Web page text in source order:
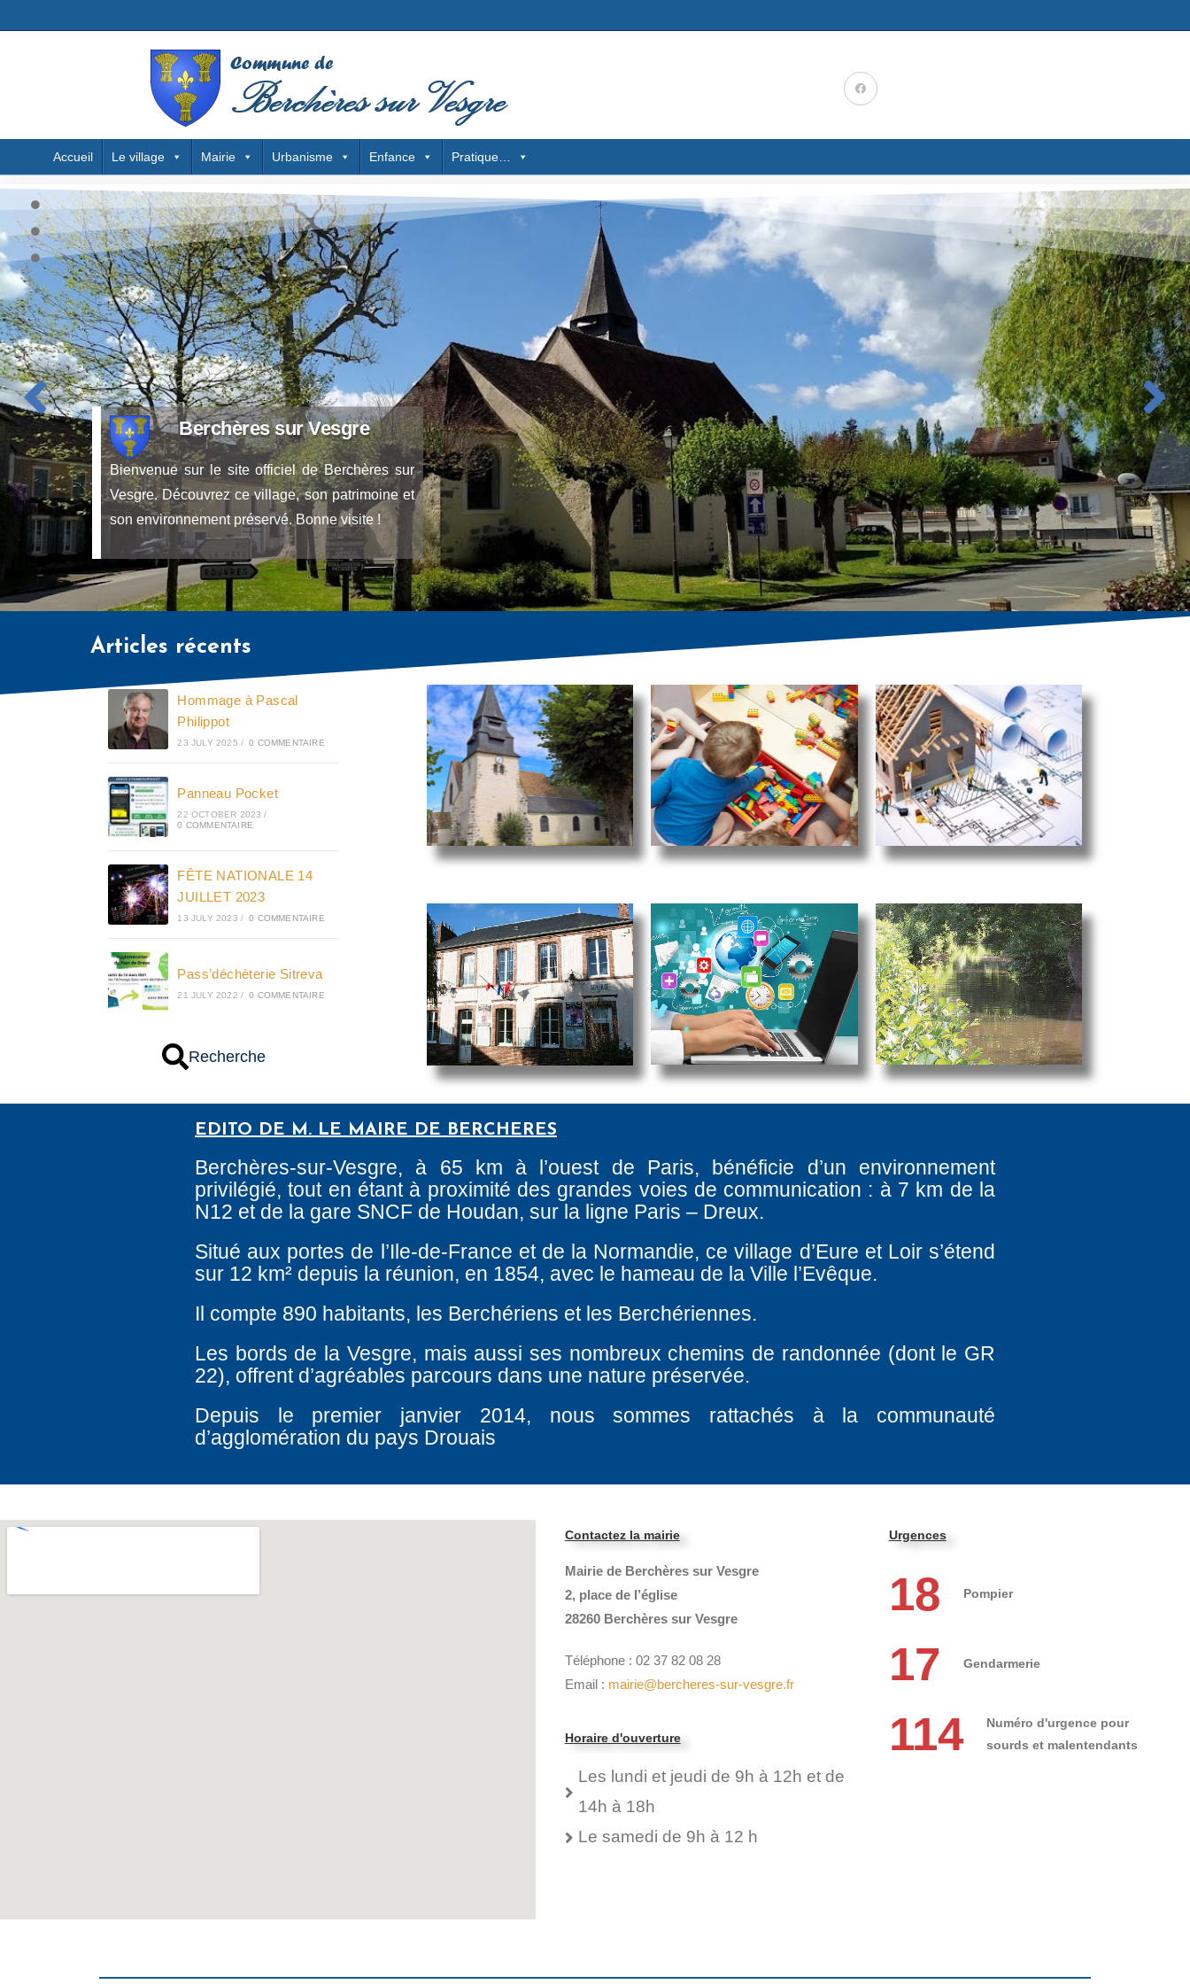
Accueil Le village Mairie Urbanisme Enfance Pratique…
Berchères sur Vesgre
Bienvenue sur le site officiel de Berchères sur
Vesgre. Découvrez ce village, son patrimoine et
son environnement préservé. Bonne visite !
Articles récents
Hommage à Pascal
Philippot
23 JULY 2025 / 0 COMMENTAIRE
Panneau Pocket
22 OCTOBER 2023 /
0 COMMENTAIRE
FÊTE NATIONALE 14
JUILLET 2023
13 JULY 2023 / 0 COMMENTAIRE
Pass’déchèterie Sitreva
21 JULY 2022 / 0 COMMENTAIRE
Recherche
EDITO DE M. LE MAIRE DE BERCHERES
Berchères-sur-Vesgre, à 65 km à l’ouest de Paris, bénéficie d’un environnement
privilégié, tout en étant à proximité des grandes voies de communication : à 7 km de la
N12 et de la gare SNCF de Houdan, sur la ligne Paris – Dreux.
Situé aux portes de l’Ile-de-France et de la Normandie, ce village d’Eure et Loir s’étend
sur 12 km² depuis la réunion, en 1854, avec le hameau de la Ville l’Evêque.
Il compte 890 habitants, les Berchériens et les Berchériennes.
Les bords de la Vesgre, mais aussi ses nombreux chemins de randonnée (dont le GR
22), offrent d’agréables parcours dans une nature préservée.
Depuis le premier janvier 2014, nous sommes rattachés à la communauté
d’agglomération du pays Drouais
Contactez la mairie
Mairie de Berchères sur Vesgre
2, place de l’église
28260 Berchères sur Vesgre
Téléphone : 02 37 82 08 28
Email : mairie@bercheres-sur-vesgre.fr
Horaire d'ouverture
Les lundi et jeudi de 9h à 12h et de
14h à 18h
Le samedi de 9h à 12 h
Urgences
18 Pompier
17 Gendarmerie
114
Numéro d'urgence pour
sourds et malentendants